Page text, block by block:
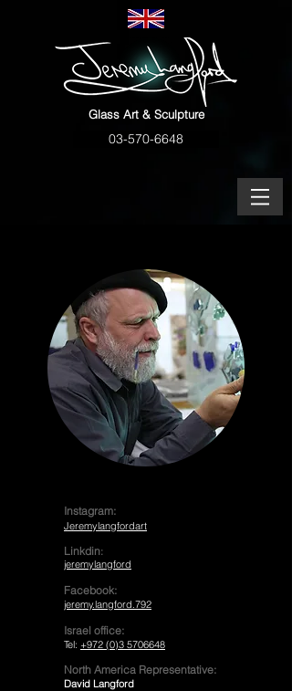
Glass Art & Sculpture
03-570-6648
Instagram:
Jeremylangfordart
Linkdin:
jeremylangford
Facebook:
jeremy.langford.792
Israel office:
Tel: +972 (0)3 5706648
North America Representative:
David Langford